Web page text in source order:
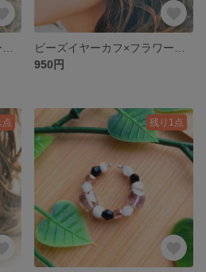
950円
点 残り1点